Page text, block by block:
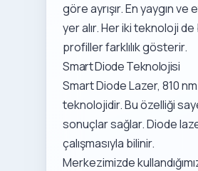
göre ayrışır. En yaygın
yer alır. Her iki teknoloji
profiller farklılık gösterir.
Smart Diode Teknolojisi
Smart Diode Lazer, 810
teknolojidir. Bu özelliği
sonuçlar sağlar. Diode
çalışmasıyla bilinir.
Merkezimizde